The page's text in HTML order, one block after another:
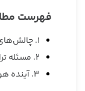
فهرست
1. چالش‌های اخلاقی خودروهای خودران
2. مسئله ترالی و تصمیم‌گیری اخلاقی
3. آینده هوش مصنوعی و تأثیر آن بر اخلاق عمومی